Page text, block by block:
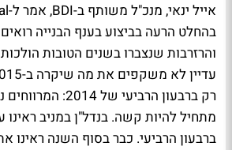
בהחלט הרעה בביצוע בענף הבנייה
והרזרבות שנצברו בשנים הטובות הולכות
רק ברבעון הרביעי של
מתחיל להיות קשה. בנדל"ן במניב ראינו
ברבעון הרביעי. כבר בסוף השנה ראינו